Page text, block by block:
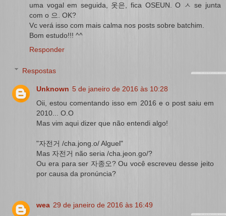
uma vogal em seguida, 옷은, fica OSEUN. O ㅅ se junta
com o 으. OK?
Vc verá isso com mais calma nos posts sobre batchim.
Bom estudo!!! ^^
Responder
Respostas
Unknown 5 de janeiro de 2016 às 10:28
Oii, estou comentando isso em 2016 e o post saiu em
2010... O.O
Mas vim aqui dizer que não entendi algo!
"자전거 /cha.jong.o/ Alguel"
Mas 자전거 não seria /cha.jeon.go/?
Ou era para ser 자종오? Ou você escreveu desse jeito
por causa da pronúncia?
wea 29 de janeiro de 2016 às 16:49